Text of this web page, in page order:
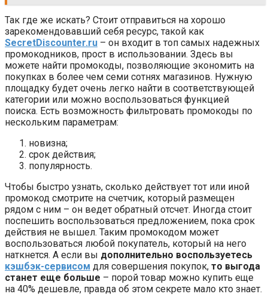
Так где же искать? Стоит отправиться на хорошо
зарекомендовавший себя ресурс, такой как
SecretDiscounter.ru – он входит в топ самых надежных
промокодников, прост в использовании. Здесь вы
можете найти промокоды, позволяющие экономить на
покупках в более чем семи сотнях магазинов. Нужную
площадку будет очень легко найти в соответствующей
категории или можно воспользоваться функцией
поиска. Есть возможность фильтровать промокоды по
нескольким параметрам:
новизна;
срок действия;
популярность.
Чтобы быстро узнать, сколько действует тот или иной
промокод смотрите на счетчик, который размещен
рядом с ним – он ведет обратный отсчет. Иногда стоит
поспешить воспользоваться предложением, пока срок
действия не вышел. Таким промокодом может
воспользоваться любой покупатель, который на него
наткнется. А если вы дополнительно воспользуетесь
кэшбэк-сервисом для совершения покупок, то выгода
станет еще больше – порой товар можно купить еще
на 40% дешевле, правда об этом секрете мало кто знает.